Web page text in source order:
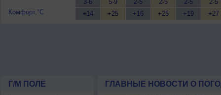
Комфорт,°C
3-6
+14
5-9
+25
2-5
+16
2-5
+25
2-5
+19
2-5
+27
Г/М ПОЛЕ ГЛАВНЫЕ НОВОСТИ О